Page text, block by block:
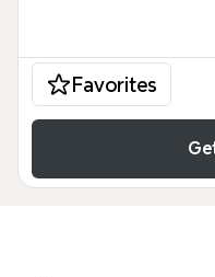
Favorites